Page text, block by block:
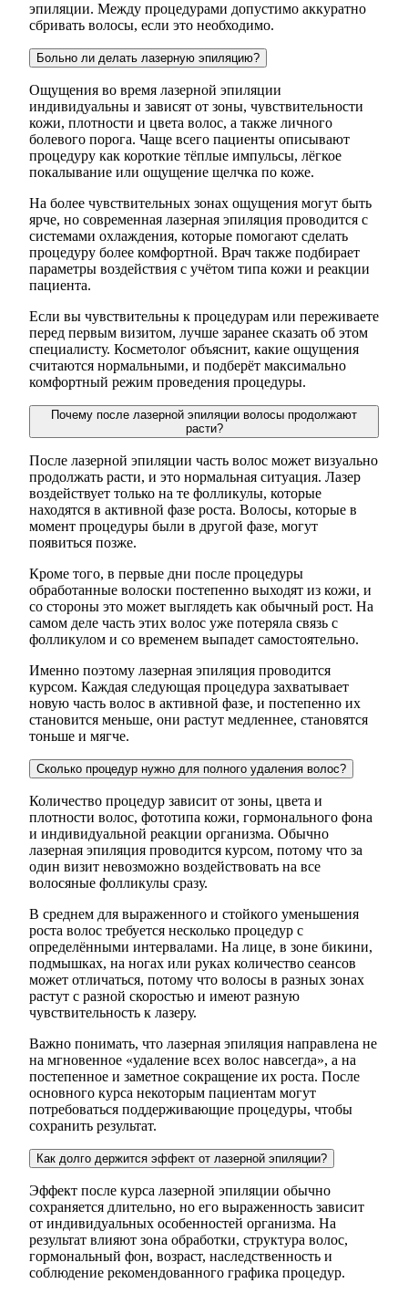
эпиляции. Между процедурами допустимо аккуратно
сбривать волосы, если это необходимо.
Больно ли делать лазерную эпиляцию?
Ощущения во время лазерной эпиляции
индивидуальны и зависят от зоны, чувствительности
кожи, плотности и цвета волос, а также личного
болевого порога. Чаще всего пациенты описывают
процедуру как короткие тёплые импульсы, лёгкое
покалывание или ощущение щелчка по коже.
На более чувствительных зонах ощущения могут быть
ярче, но современная лазерная эпиляция проводится с
системами охлаждения, которые помогают сделать
процедуру более комфортной. Врач также подбирает
параметры воздействия с учётом типа кожи и реакции
пациента.
Если вы чувствительны к процедурам или переживаете
перед первым визитом, лучше заранее сказать об этом
специалисту. Косметолог объяснит, какие ощущения
считаются нормальными, и подберёт максимально
комфортный режим проведения процедуры.
Почему после лазерной эпиляции волосы продолжают
расти?
После лазерной эпиляции часть волос может визуально
продолжать расти, и это нормальная ситуация. Лазер
воздействует только на те фолликулы, которые
находятся в активной фазе роста. Волосы, которые в
момент процедуры были в другой фазе, могут
появиться позже.
Кроме того, в первые дни после процедуры
обработанные волоски постепенно выходят из кожи, и
со стороны это может выглядеть как обычный рост. На
самом деле часть этих волос уже потеряла связь с
фолликулом и со временем выпадет самостоятельно.
Именно поэтому лазерная эпиляция проводится
курсом. Каждая следующая процедура захватывает
новую часть волос в активной фазе, и постепенно их
становится меньше, они растут медленнее, становятся
тоньше и мягче.
Сколько процедур нужно для полного удаления волос?
Количество процедур зависит от зоны, цвета и
плотности волос, фототипа кожи, гормонального фона
и индивидуальной реакции организма. Обычно
лазерная эпиляция проводится курсом, потому что за
один визит невозможно воздействовать на все
волосяные фолликулы сразу.
В среднем для выраженного и стойкого уменьшения
роста волос требуется несколько процедур с
определёнными интервалами. На лице, в зоне бикини,
подмышках, на ногах или руках количество сеансов
может отличаться, потому что волосы в разных зонах
растут с разной скоростью и имеют разную
чувствительность к лазеру.
Важно понимать, что лазерная эпиляция направлена не
на мгновенное «удаление всех волос навсегда», а на
постепенное и заметное сокращение их роста. После
основного курса некоторым пациентам могут
потребоваться поддерживающие процедуры, чтобы
сохранить результат.
Как долго держится эффект от лазерной эпиляции?
Эффект после курса лазерной эпиляции обычно
сохраняется длительно, но его выраженность зависит
от индивидуальных особенностей организма. На
результат влияют зона обработки, структура волос,
гормональный фон, возраст, наследственность и
соблюдение рекомендованного графика процедур.